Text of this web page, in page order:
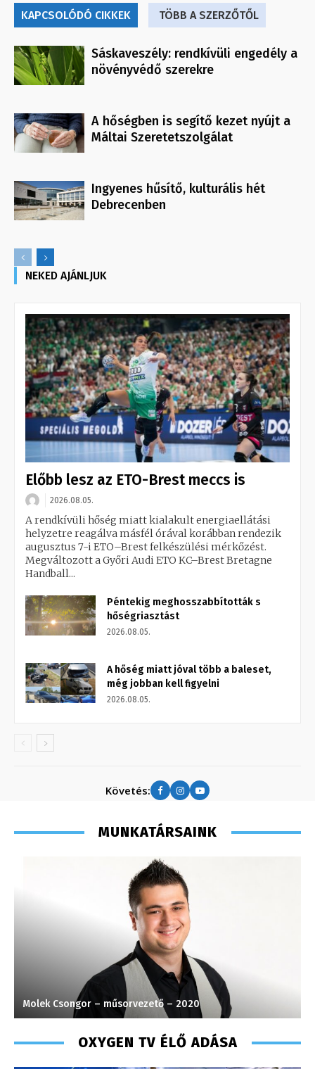
KAPCSOLÓDÓ CIKKEK TÖBB A SZERZŐTŐL
Sáskaveszély: rendkívüli engedély a
növényvédő szerekre
A hőségben is segítő kezet nyújt a
Máltai Szeretetszolgálat
Ingyenes hűsítő, kulturális hét
Debrecenben
NEKED AJÁNLJUK
Előbb lesz az ETO-Brest meccs is
2026.08.05.
A rendkívüli hőség miatt kialakult energiaellátási
helyzetre reagálva másfél órával korábban rendezik
augusztus 7-i ETO–Brest felkészülési mérkőzést.
Megváltozott a Győri Audi ETO KC–Brest Bretagne
Handball...
Péntekig meghosszabbították s
hőségriasztást
2026.08.05.
A hőség miatt jóval több a baleset,
még jobban kell figyelni
2026.08.05.
Követés:
MUNKATÁRSAINK
Molek Csongor – műsorvezető – 2020
OXYGEN TV ÉLŐ ADÁSA